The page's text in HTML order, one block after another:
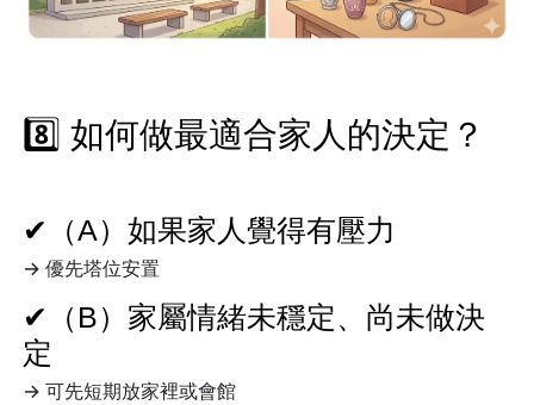
8️⃣ 如何做最適合家人的決定？
✔（A）如果家人覺得有壓力
→ 優先塔位安置
✔（B）家屬情緒未穩定、尚未做決
定
→ 可先短期放家裡或會館